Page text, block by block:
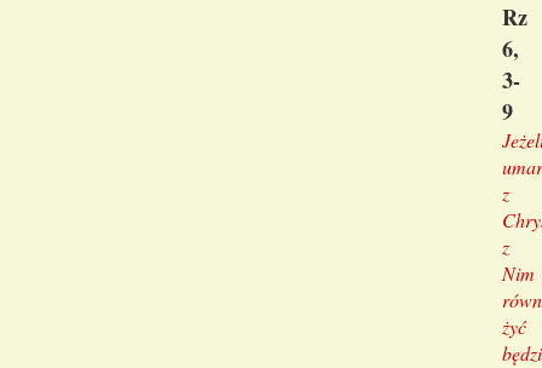
Rz
6,
3-
9
z
z
Nim
żyć